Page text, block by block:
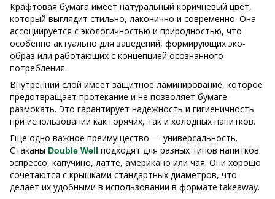
Крафтовая бумага имеет натуральный коричневый цвет,
который выглядит стильно, лаконично и современно. Она
ассоциируется с экологичностью и природностью, что
особенно актуально для заведений, формирующих эко-
образ или работающих с концепцией осознанного
потребления.
Внутренний слой имеет защитное ламинирование, которое
предотвращает протекание и не позволяет бумаге
размокать. Это гарантирует надежность и гигиеничность
при использовании как горячих, так и холодных напитков.
Еще одно важное преимущество — универсальность.
Стаканы Double Well подходят для разных типов напитков:
эспрессо, капучино, латте, американо или чая. Они хорошо
сочетаются с крышками стандартных диаметров, что
делает их удобными в использовании в формате takeaway.